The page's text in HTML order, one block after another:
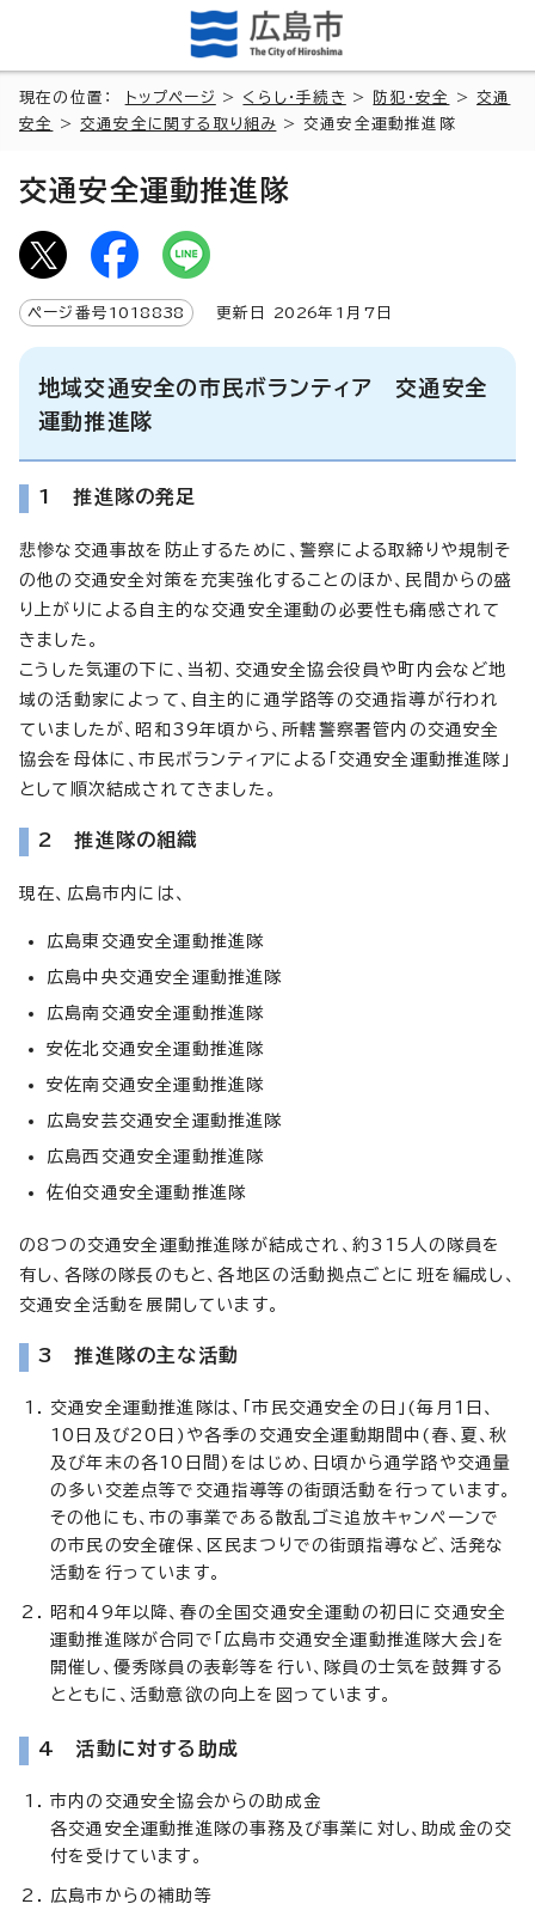
現在の位置： トップページ > くらし・手続き > 防犯・安全 >交通
安全
>交通安全に関する取り組み > 交通安全運動推進隊
交通安全運動推進隊
ページ番号 1018838 更新日 2026年1月7日
地域交通安全の市民ボランティア 交通安全
運動推進隊
1 推進隊の発足
悲惨な交通事故を防止するために、警察による取締りや規制そ
の他の交通安全対策を充実強化することのほか、民間からの盛
り上がりによる自主的な交通安全運動の必要性も痛感されて
きました。
こうした気運の下に、当初、交通安全協会役員や町内会など地
域の活動家によって、自主的に通学路等の交通指導が行われ
ていましたが、昭和39年頃から、所轄警察署管内の交通安全
協会を母体に、市民ボランティアによる「交通安全運動推進隊」
として順次結成されてきました。
2 推進隊の組織
現在、広島市内には、
広島東交通安全運動推進隊
広島中央交通安全運動推進隊
広島南交通安全運動推進隊
安佐北交通安全運動推進隊
安佐南交通安全運動推進隊
広島安芸交通安全運動推進隊
広島西交通安全運動推進隊
佐伯交通安全運動推進隊
の8つの交通安全運動推進隊が結成され、約315人の隊員を
有し、各隊の隊長のもと、各地区の活動拠点ごとに班を編成し、
交通安全活動を展開しています。
3 推進隊の主な活動
交通安全運動推進隊は、「市民交通安全の日」(毎月1日、
10日及び20日)や各季の交通安全運動期間中(春、夏、秋
及び年末の各10日間)をはじめ、日頃から通学路や交通量
の多い交差点等で交通指導等の街頭活動を行っています。
その他にも、市の事業である散乱ゴミ追放キャンペーンで
の市民の安全確保、区民まつりでの街頭指導など、活発な
活動を行っています。
昭和49年以降、春の全国交通安全運動の初日に交通安全
運動推進隊が合同で「広島市交通安全運動推進隊大会」を
開催し、優秀隊員の表彰等を行い、隊員の士気を鼓舞する
とともに、活動意欲の向上を図っています。
4 活動に対する助成
市内の交通安全協会からの助成金
各交通安全運動推進隊の事務及び事業に対し、助成金の交
付を受けています。
広島市からの補助等